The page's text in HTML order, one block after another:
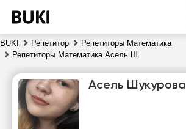
BUKI Репетитор
Репетиторы Математика
Репетиторы Математика Асель Ш.
Асель Шукурова